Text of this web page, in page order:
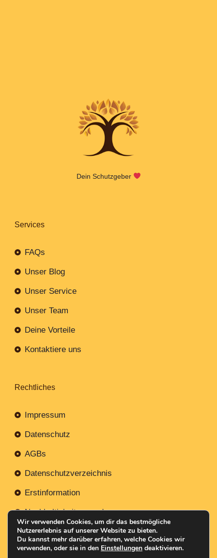
Dein Schutzgeber
Services
FAQs
Unser Blog
Unser Service
Unser Team
Deine Vorteile
Kontaktiere uns
Rechtliches
Impressum
Datenschutz
AGBs
Datenschutzverzeichnis
Erstinformation
Nachhaltigkeitsverordnung
Wir verwenden Cookies, um dir das bestmögliche
Nutzererlebnis auf unserer Website zu bieten.
Du kannst mehr darüber erfahren, welche Cookies wir
verwenden, oder sie in den Einstellungen deaktivieren.